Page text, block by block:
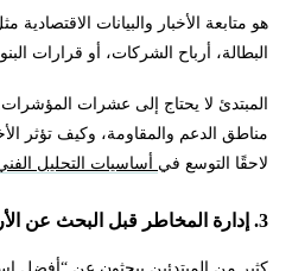
هو متابعة الأخبار والبيانات الاقتصادية
البطالة، أرباح الشركات، أو قرارات
المبتدئ لا يحتاج إلى عشرات
مناطق الدعم والمقاومة، وكيف تؤثر
لاحقًا التوسع في أساسيات التحليل
3. إدارة المخاطر قبل البحث عن الأرباح
كثير من المبتدئين يبحثون عن “أفضل